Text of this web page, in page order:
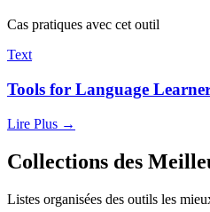
Cas pratiques avec cet outil
Text
Tools for Language
Lire Plus →
Collections des
Listes organisées des outils les